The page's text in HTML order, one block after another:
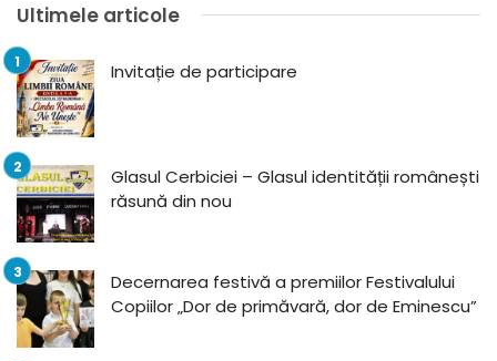
Ultimele articole
Invitație de participare
Glasul Cerbiciei – Glasul identității românești
răsună din nou
Decernarea festivă a premiilor Festivalului
Copiilor „Dor de primăvară, dor de Eminescu”